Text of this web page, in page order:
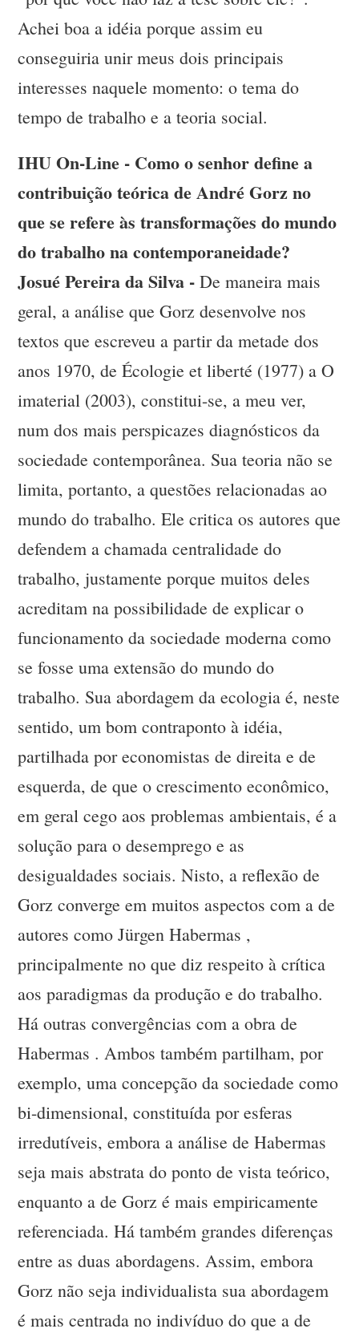
Achei boa a idéia porque assim eu
conseguiria unir meus dois principais
interesses naquele momento: o tema do
tempo de trabalho e a teoria social.
IHU On-Line - Como o senhor define a
contribuição teórica de André Gorz no
que se refere às transformações do mundo
do trabalho na contemporaneidade?
Josué Pereira da Silva - De maneira mais
geral, a análise que Gorz desenvolve nos
textos que escreveu a partir da metade dos
anos 1970, de Écologie et liberté (1977) a O
imaterial (2003), constitui-se, a meu ver,
num dos mais perspicazes diagnósticos da
sociedade contemporânea. Sua teoria não se
limita, portanto, a questões relacionadas ao
mundo do trabalho. Ele critica os autores que
defendem a chamada centralidade do
trabalho, justamente porque muitos deles
acreditam na possibilidade de explicar o
funcionamento da sociedade moderna como
se fosse uma extensão do mundo do
trabalho. Sua abordagem da ecologia é, neste
sentido, um bom contraponto à idéia,
partilhada por economistas de direita e de
esquerda, de que o crescimento econômico,
em geral cego aos problemas ambientais, é a
solução para o desemprego e as
desigualdades sociais. Nisto, a reflexão de
Gorz converge em muitos aspectos com a de
autores como Jürgen Habermas ,
principalmente no que diz respeito à crítica
aos paradigmas da produção e do trabalho.
Há outras convergências com a obra de
Habermas . Ambos também partilham, por
exemplo, uma concepção da sociedade como
bi-dimensional, constituída por esferas
irredutíveis, embora a análise de Habermas
seja mais abstrata do ponto de vista teórico,
enquanto a de Gorz é mais empiricamente
referenciada. Há também grandes diferenças
entre as duas abordagens. Assim, embora
Gorz não seja individualista sua abordagem
é mais centrada no indivíduo do que a de